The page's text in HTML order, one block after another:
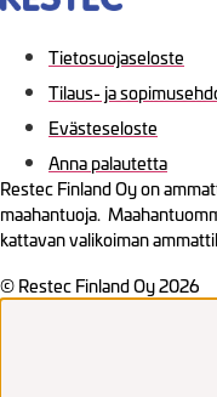
Tietosuojaseloste
Tilaus- ja
Evästeseloste
Anna palautetta
Restec Finland Oy on
maahantuoja.
kattavan valikoiman
© Restec Finland Oy 2026